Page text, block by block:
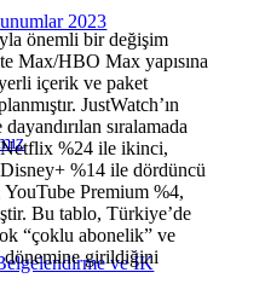
2023
ve İK
önemli bir değişim
Max/HBO Max yapısına
içerik ve paket
JustWatch’ın
sıralamada
%24 ile ikinci,
%14 ile dördüncü
YouTube Premium %4,
Bu tablo, Türkiye’de
“çoklu abonelik” ve
dönemine girildiğini